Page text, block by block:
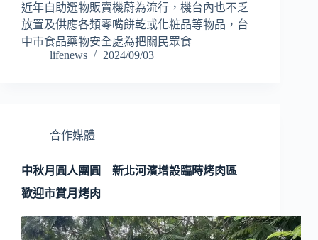
近年自助選物販賣機蔚為流行，機台內也不乏
放置及供應各類零嘴餅乾或化粧品等物品，台
中市食品藥物安全處為把關民眾食
lifenews
2024/09/03
合作媒體
中秋月圓人團圓 新北河濱增設臨時烤肉區
歡迎市賞月烤肉